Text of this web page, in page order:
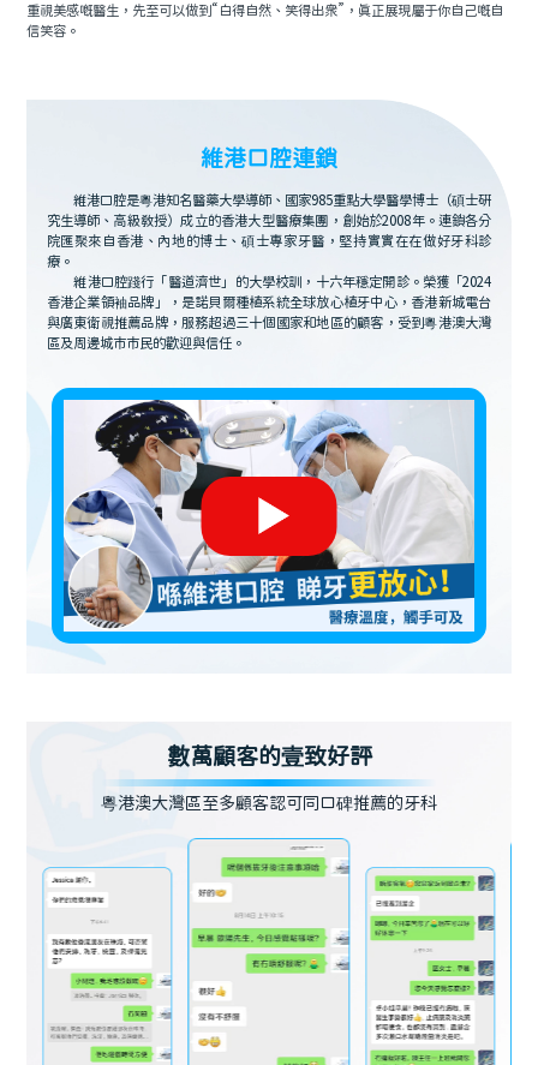
重視美感嘅醫生，先至可以做到“白得自然、笑得出衆”，真正展現屬于你自己嘅自
信笑容。
維港口腔連鎖
維港口腔是粵港知名醫藥大學導師、國家985重點大學醫學博士（碩士研
究生導師、高級教授）成立的香港大型醫療集團，創始於2008年。連鎖各分
院匯聚來自香港、內地的博士、碩士專家牙醫，堅持實實在在做好牙科診
療。
維港口腔踐行「醫道濟世」的大學校訓，十六年穩定開診。榮獲「2024
香港企業領袖品牌」，是諾貝爾種植系統全球放心植牙中心，香港新城電台
與廣東衛視推薦品牌，服務超過三十個國家和地區的顧客，受到粵港澳大灣
區及周邊城市市民的歡迎與信任。
數萬顧客的壹致好評
粵港澳大灣區至多顧客認可同口碑推薦的牙科